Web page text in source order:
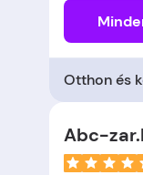
Otthon és
Abc-